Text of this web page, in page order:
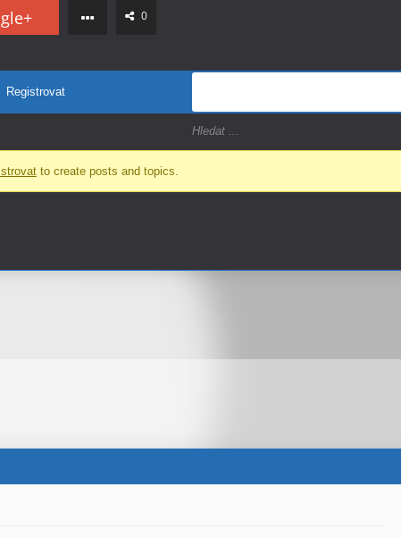
0
Registrovat
to create posts and topics.